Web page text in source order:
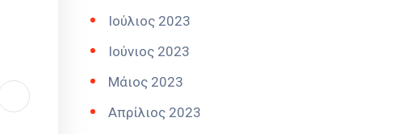
Ιούλιος 2023
Ιούνιος 2023
Μάιος 2023
Απρίλιος 2023